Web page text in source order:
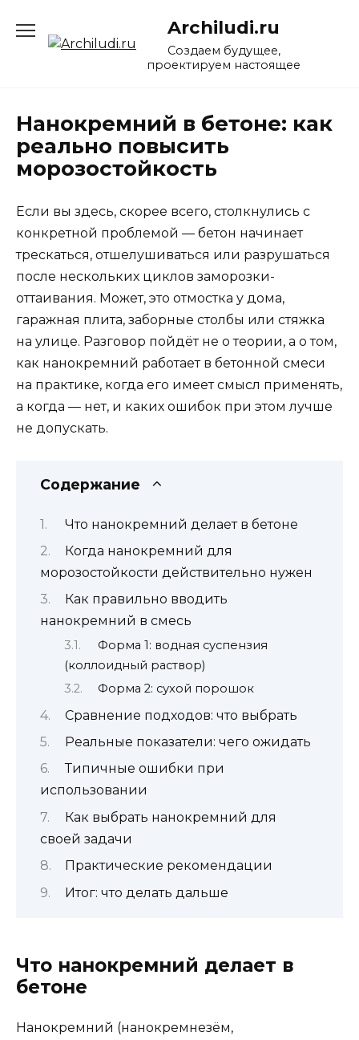
содержанию
Archiludi.ru
Создаем будущее,
проектируем настоящее
Нанокремний в бетоне: как
реально повысить
морозостойкость
Если вы здесь, скорее всего, столкнулись с
конкретной проблемой — бетон начинает
трескаться, отшелушиваться или разрушаться
после нескольких циклов заморозки-
оттаивания. Может, это отмостка у дома,
гаражная плита, заборные столбы или стяжка
на улице. Разговор пойдёт не о теории, а о том,
как нанокремний работает в бетонной смеси
на практике, когда его имеет смысл применять,
а когда — нет, и каких ошибок при этом лучше
не допускать.
Содержание
Что нанокремний делает в бетоне
Когда нанокремний для
морозостойкости действительно нужен
Как правильно вводить
нанокремний в смесь
Форма 1: водная суспензия
(коллоидный раствор)
Форма 2: сухой порошок
Сравнение подходов: что выбрать
Реальные показатели: чего ожидать
Типичные ошибки при
использовании
Как выбрать нанокремний для
своей задачи
Практические рекомендации
Итог: что делать дальше
Что нанокремний делает в
бетоне
Нанокремний (нанокремнезём,